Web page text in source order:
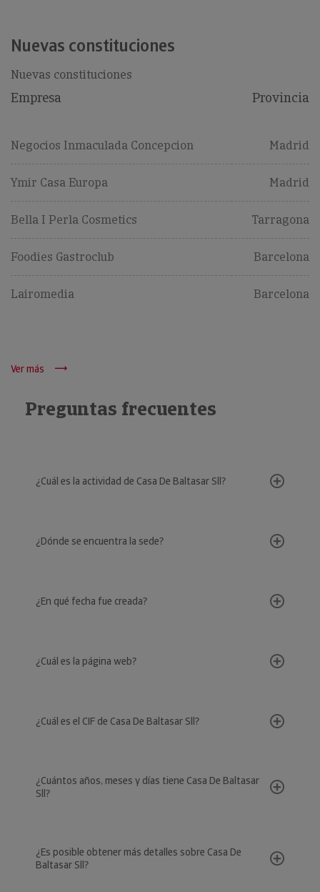
Nuevas constituciones
Nuevas constituciones
Empresa Provincia
Negocios Inmaculada Concepcion Madrid
Ymir Casa Europa Madrid
Bella I Perla Cosmetics Tarragona
Foodies Gastroclub Barcelona
Lairomedia Barcelona
Ver más
Preguntas frecuentes
¿Cuál es la actividad de Casa De Baltasar Sll?
¿Dónde se encuentra la sede?
¿En qué fecha fue creada?
¿Cuál es la página web?
¿Cuál es el CIF de Casa De Baltasar Sll?
¿Cuántos años, meses y días tiene Casa De Baltasar
Sll?
¿Es posible obtener más detalles sobre Casa De
Baltasar Sll?